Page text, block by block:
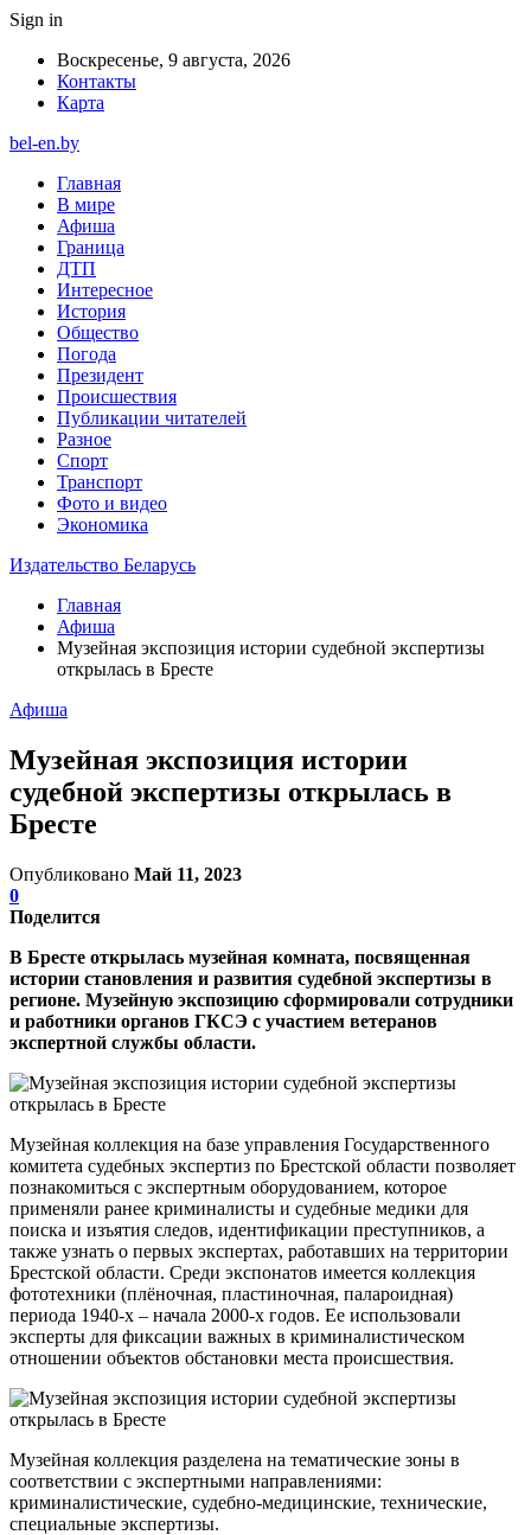
Sign in
Воскресенье, 9 августа, 2026
Контакты
Карта
bel-en.by
Главная
В мире
Афиша
Граница
ДТП
Интересное
История
Общество
Погода
Президент
Происшествия
Публикации читателей
Разное
Спорт
Транспорт
Фото и видео
Экономика
Издательство Беларусь
Главная
Афиша
Музейная экспозиция истории судебной экспертизы
открылась в Бресте
Афиша
Музейная экспозиция истории
судебной экспертизы открылась в
Бресте
Опубликовано Май 11, 2023
0
Поделится
В Бресте открылась музейная комната, посвященная
истории становления и развития судебной экспертизы в
регионе. Музейную экспозицию сформировали сотрудники
и работники органов ГКСЭ с участием ветеранов
экспертной службы области.
Музейная коллекция на базе управления Государственного
комитета судебных экспертиз по Брестской области позволяет
познакомиться с экспертным оборудованием, которое
применяли ранее криминалисты и судебные медики для
поиска и изъятия следов, идентификации преступников, а
также узнать о первых экспертах, работавших на территории
Брестской области. Среди экспонатов имеется коллекция
фототехники (плёночная, пластиночная, палароидная)
периода 1940-х – начала 2000-х годов. Ее использовали
эксперты для фиксации важных в криминалистическом
отношении объектов обстановки места происшествия.
Музейная коллекция разделена на тематические зоны в
соответствии с экспертными направлениями:
криминалистические, судебно-медицинские, технические,
специальные экспертизы.